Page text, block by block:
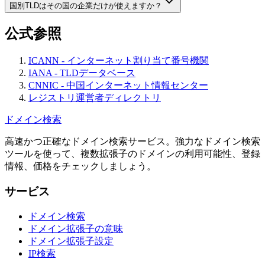
国別TLDはその国の企業だけが使えますか？
公式参照
ICANN - インターネット割り当て番号機関
IANA - TLDデータベース
CNNIC - 中国インターネット情報センター
レジストリ運営者ディレクトリ
ドメイン検索
高速かつ正確なドメイン検索サービス。強力なドメイン検索
ツールを使って、複数拡張子のドメインの利用可能性、登録
情報、価格をチェックしましょう。
サービス
ドメイン検索
ドメイン拡張子の意味
ドメイン拡張子設定
IP検索